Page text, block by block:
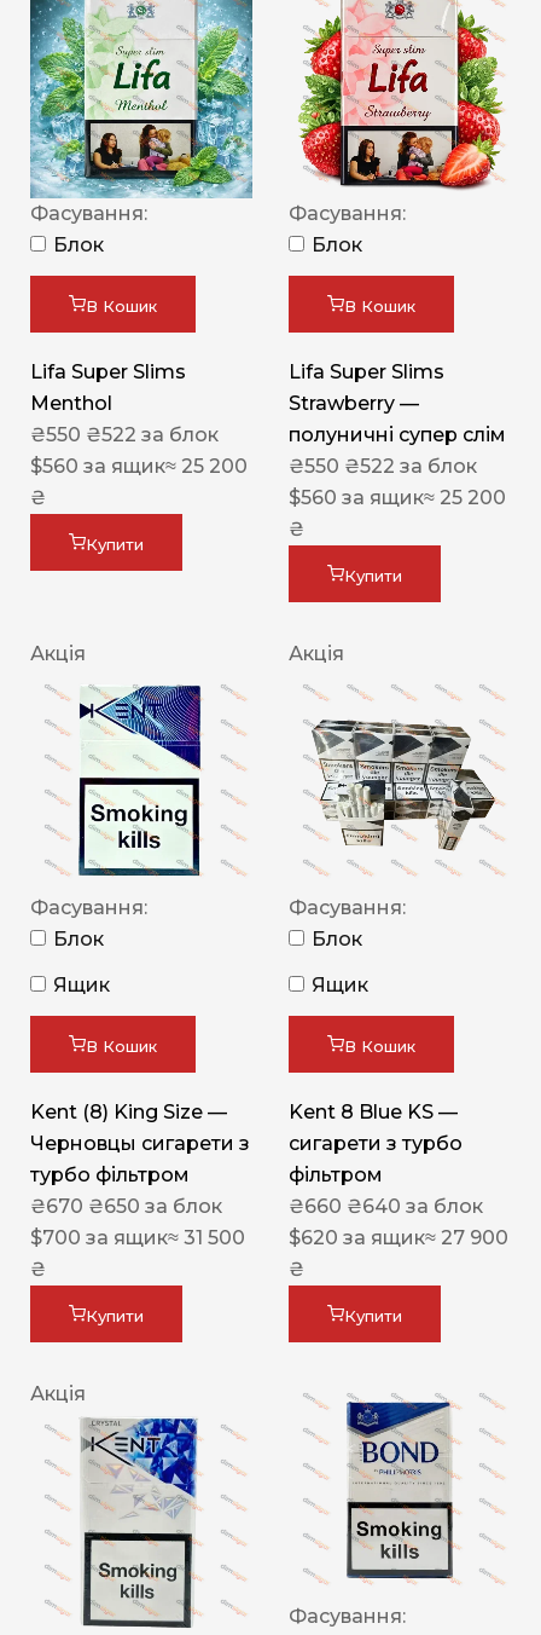
Фасування:
Блок
В Кошик
Lifa Super Slims
Menthol
₴550 ₴522 за блок
$560 за ящик≈ 25 200
₴
Купити
Фасування:
Блок
В Кошик
Lifa Super Slims
Strawberry —
полуничні супер слім
₴550 ₴522 за блок
$560 за ящик≈ 25 200
₴
Купити
Акція
Фасування:
Блок
Ящик
В Кошик
Kent (8) King Size —
Черновцы сигарети з
турбо фільтром
₴670 ₴650 за блок
$700 за ящик≈ 31 500
₴
Купити
Акція
Фасування:
Блок
Ящик
В Кошик
Kent 8 Blue KS —
сигарети з турбо
фільтром
₴660 ₴640 за блок
$620 за ящик≈ 27 900
₴
Купити
Акція
Фасування: